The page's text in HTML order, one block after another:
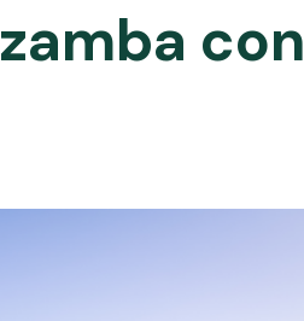
zamba con